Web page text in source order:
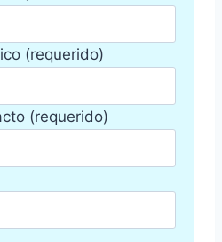
(requerido)
(requerido)